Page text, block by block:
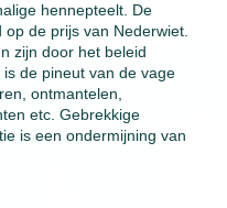
hennepteelt. De
de prijs van Nederwiet.
zijn door het beleid
de pineut van de vage
ontmantelen,
etc. Gebrekkige
is een ondermijning van